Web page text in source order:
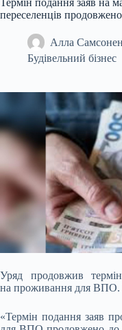
Термін подання заяв на
переселенців
Алла
Будівельний бізнес
Уряд продовжив
на проживання для ВПО.
«Термін подання заяв